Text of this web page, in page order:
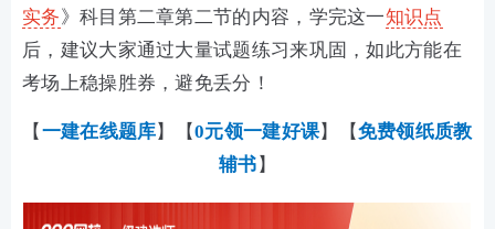
实务》科目第二章第二节的内容，学完这一知识点
后，建议大家通过大量试题练习来巩固，如此方能在
考场上稳操胜券，避免丢分！
【 一建在线题库】【0元领一建好课】【免费领纸质教
辅书 】